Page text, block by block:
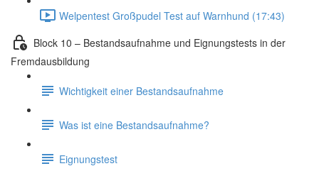
Welpentest Großpudel Test auf Warnhund (17:43)
Block 10 – Bestandsaufnahme und Eignungstests in der
Fremdausbildung
Wichtigkeit einer Bestandsaufnahme
Was ist eine Bestandsaufnahme?
Eignungstest